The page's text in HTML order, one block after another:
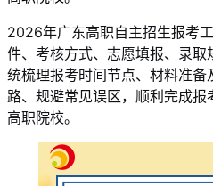
2026年广东高职自主招生报考
件、考核方式、志愿填报、录
统梳理报考时间节点、材料准
路、规避常见误区，顺利完成
高职院校。